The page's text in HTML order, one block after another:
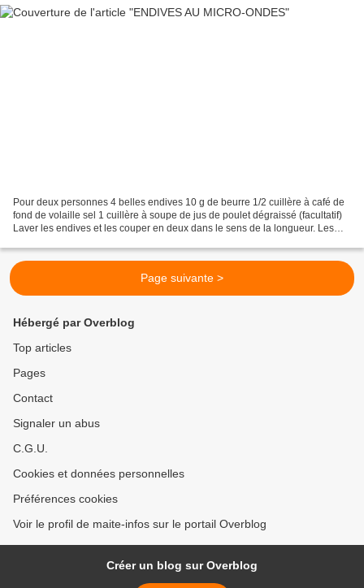
Pour deux personnes 4 belles endives 10 g de beurre 1/2 cuillère à café de
fond de volaille sel 1 cuillère à soupe de jus de poulet dégraissé (facultatif)
Laver les endives et les couper en deux dans le sens de la longueur. Les
Page suivante >
Hébergé par Overblog
Top articles
Pages
Contact
Signaler un abus
C.G.U.
Cookies et données personnelles
Préférences cookies
Voir le profil de maite-infos sur le portail Overblog
Créer un blog sur Overblog